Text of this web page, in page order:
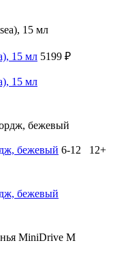
15 мл 5199 ₽
15 мл
бежевый 6-12 12+
бежевый